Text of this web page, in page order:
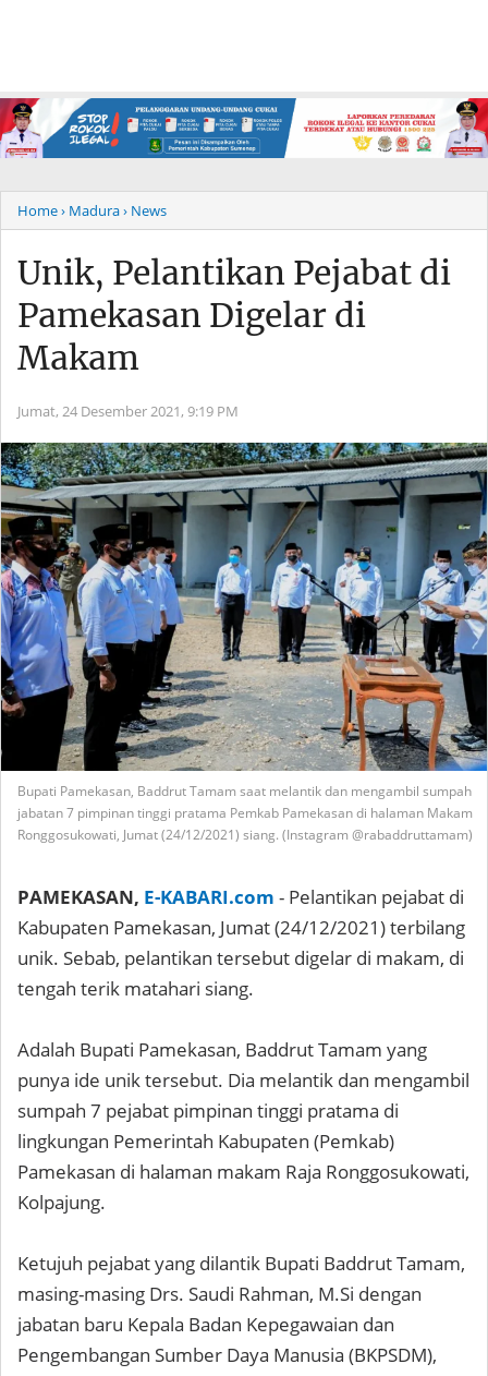
Home› Madura› News
Unik, Pelantikan Pejabat di
Pamekasan Digelar di
Makam
Jumat, 24 Desember 2021, 9:19 PM
Bupati Pamekasan, Baddrut Tamam saat melantik dan mengambil sumpah
jabatan 7 pimpinan tinggi pratama Pemkab Pamekasan di halaman Makam
Ronggosukowati, Jumat (24/12/2021) siang. (Instagram @rabaddruttamam)
PAMEKASAN, E-KABARI.com - Pelantikan pejabat di
Kabupaten Pamekasan, Jumat (24/12/2021) terbilang
unik. Sebab, pelantikan tersebut digelar di makam, di
tengah terik matahari siang.
Adalah Bupati Pamekasan, Baddrut Tamam yang
punya ide unik tersebut. Dia melantik dan mengambil
sumpah 7 pejabat pimpinan tinggi pratama di
lingkungan Pemerintah Kabupaten (Pemkab)
Pamekasan di halaman makam Raja Ronggosukowati,
Kolpajung.
Ketujuh pejabat yang dilantik Bupati Baddrut Tamam,
masing-masing Drs. Saudi Rahman, M.Si dengan
jabatan baru Kepala Badan Kepegawaian dan
Pengembangan Sumber Daya Manusia (BKPSDM),